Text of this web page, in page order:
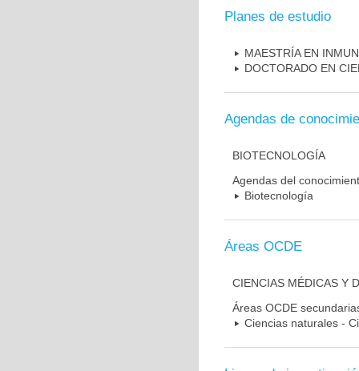
Planes de estudio
MAESTRÍA EN
DOCTORADO EN
Agendas de
BIOTECNOLOGÍA
Agendas del
Biotecnología
Áreas OCDE
CIENCIAS MÉDICAS Y
Áreas OCDE
Ciencias naturales -